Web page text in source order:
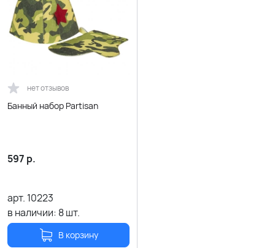
нет отзывов
Банный набор Partisan
597 р.
арт. 10223
в наличии: 8шт.
В корзину